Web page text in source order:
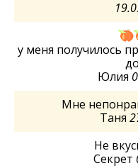
у меня получилось
Юлия
Мне
Таня
Не
Секрет